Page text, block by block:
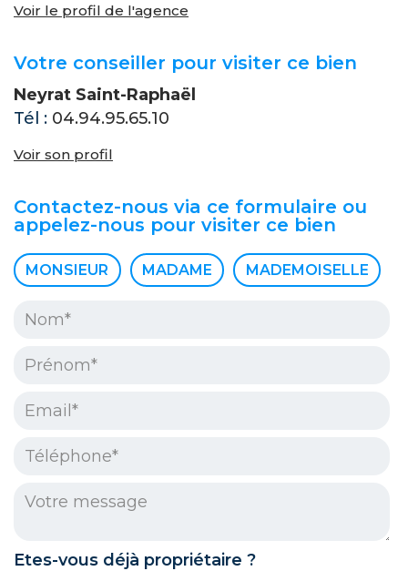
Voir le profil de l'agence
Votre conseiller pour visiter ce bien
Neyrat Saint-Raphaël
Tél : 04.94.95.65.10
Voir son profil
Contactez-nous via ce formulaire ou
appelez-nous pour visiter ce bien
Civilité :
MONSIEUR MADAME MADEMOISELLE
Nom* :
Prénom* :
Email* :
Téléphone* :
Votre message :
Etes-vous déjà propriétaire ?